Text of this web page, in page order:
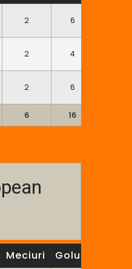
2 6
2 4
2 6
6 16
Meciuri Goluri